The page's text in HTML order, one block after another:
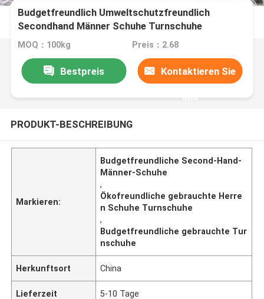
Budgetfreundlich Umweltschutzfreundlich
Secondhand Männer Schuhe Turnschuhe
MOQ：100kg Preis：2.68
Bestpreis Kontaktieren Sie
uns
PRODUKT-BESCHREIBUNG
Markieren:
Budgetfreundliche Second-Hand-
Männer-Schuhe
,
Ökofreundliche gebrauchte Herre
n Schuhe Turnschuhe
,
Budgetfreundliche gebrauchte Tur
nschuhe
Herkunftsort China
Lieferzeit 5-10 Tage